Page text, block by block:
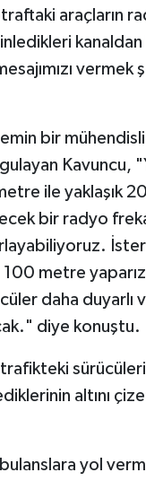
araçların
vermek
bir
Kavuncu,
ile yaklaşık
bir radyo
100 metre
daha duyarlı
diye konuştu.
sürücülerin
altını
yol